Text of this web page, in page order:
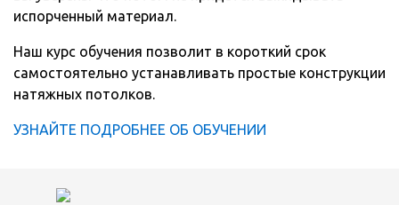
испорченный материал.
Наш курс обучения позволит в короткий срок
самостоятельно устанавливать простые конструкции
натяжных потолков.
УЗНАЙТЕ ПОДРОБНЕЕ ОБ ОБУЧЕНИИ